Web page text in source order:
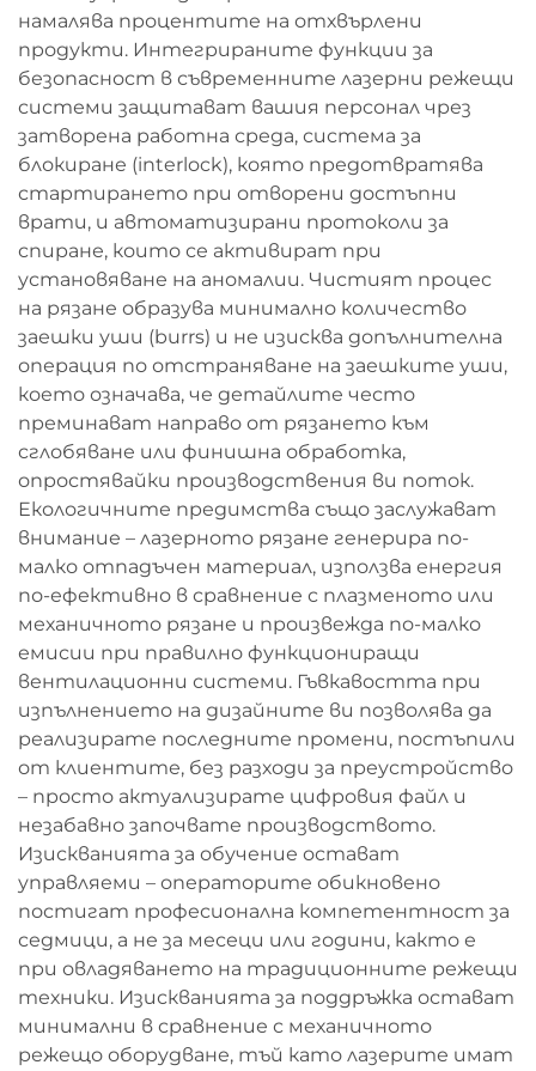
намалява процентите на отхвърлени
продукти. Интегрираните функции за
безопасност в съвременните лазерни режещи
системи защитават вашия персонал чрез
затворена работна среда, система за
блокиране (interlock), която предотвратява
стартирането при отворени достъпни
врати, и автоматизирани протоколи за
спиране, които се активират при
установяване на аномалии. Чистият процес
на рязане образува минимално количество
заешки уши (burrs) и не изисква допълнителна
операция по отстраняване на заешките уши,
което означава, че детайлите често
преминават направо от рязането към
сглобяване или финишна обработка,
опростявайки производствения ви поток.
Екологичните предимства също заслужават
внимание – лазерното рязане генерира по-
малко отпадъчен материал, използва енергия
по-ефективно в сравнение с плазменото или
механичното рязане и произвежда по-малко
емисии при правилно функциониращи
вентилационни системи. Гъвкавостта при
изпълнението на дизайните ви позволява да
реализирате последните промени, постъпили
от клиентите, без разходи за преустройство
– просто актуализирате цифровия файл и
незабавно започвате производството.
Изискванията за обучение остават
управляеми – операторите обикновено
постигат професионална компетентност за
седмици, а не за месеци или години, както е
при овладяването на традиционните режещи
техники. Изискванията за поддръжка остават
минимални в сравнение с механичното
режещо оборудване, тъй като лазерите имат